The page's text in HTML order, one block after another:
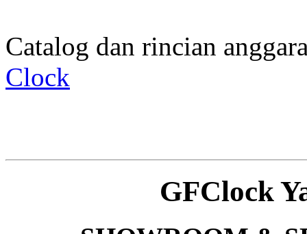
Catalog dan rincian
Clock
GFClock